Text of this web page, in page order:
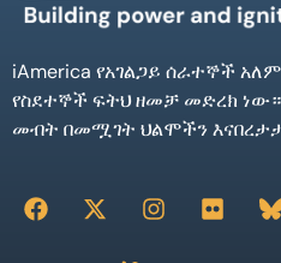
iAmerica የአገልጋይ ሰራተኞች
የስደተኞች ፍትህ ዘመቻ መድረክ
መብት በመሟገት ህልሞችን